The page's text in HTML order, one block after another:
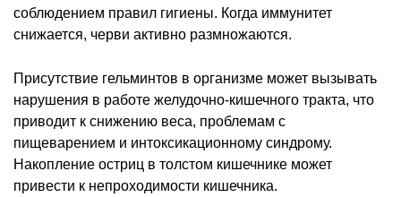
соблюдением правил гигиены. Когда иммунитет
снижается, черви активно размножаются.
Присутствие гельминтов в организме может вызывать
нарушения в работе желудочно-кишечного тракта, что
приводит к снижению веса, проблемам с
пищеварением и интоксикационному синдрому.
Накопление остриц в толстом кишечнике может
привести к непроходимости кишечника.